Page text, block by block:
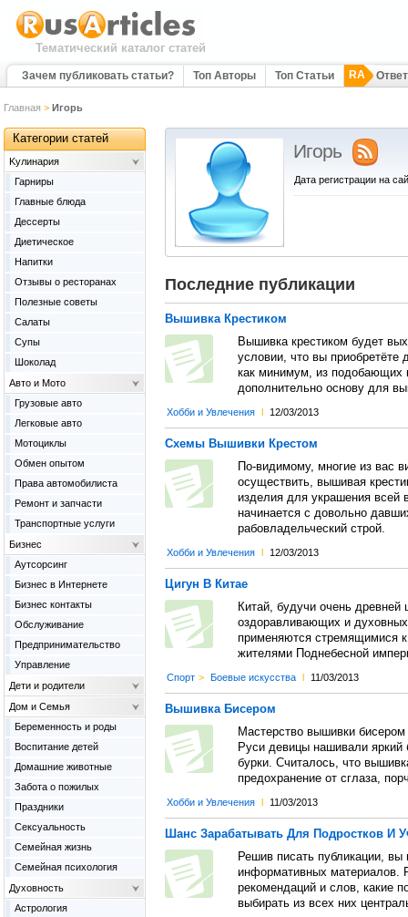
Тематический каталог статей
Зачем публиковать статьи? Топ Авторы Топ Статьи RA
Главная > Игорь
Игорь
Дата регистрации на
Последние публикации
Вышивка Крестиком
Вышивка крестиком будет
условии, что вы
как минимум, из подобающих
дополнительно основу для
Хобби и Увлечения l 12/03/2013
Cхемы Вышивки Крестом
По-видимому, многие из вас
осуществить, вышивая
изделия для украшения
начинается с довольно
рабовладельческий строй.
Хобби и Увлечения l 12/03/2013
Цигун В Китае
Китай, будучи очень древней
оздоравливающих и
применяются стремящимися
жителями Поднебесной
Спорт > Боевые искусства l 11/03/2013
Вышивка Бисером
Мастерство вышивки
Руси девицы нашивали яркий
бурки. Считалось, что
предохранение от сглаза,
Хобби и Увлечения l 11/03/2013
Шанс Зарабатывать Для Подростков И
Решив писать публикации, вы
информативных материалов.
рекомендаций и слов, какие
выбирать из всех них
Категории статей
Kулинария
Гарниры
Главные блюда
Дессерты
Диетическое
Напитки
Отзывы о ресторанах
Полезные советы
Салаты
Супы
Шоколад
Авто и Мото
Грузовые авто
Легковые авто
Мотоциклы
Обмен опытом
Права автомобилиста
Ремонт и запчасти
Транспортные услуги
Бизнес
Аутсорсинг
Бизнес в Интернете
Бизнес контакты
Обслуживание
Предпринимательство
Управление
Дети и родители
Дом и Семья
Беременность и роды
Воспитание детей
Домашние животные
Забота о пожилых
Праздники
Сексуальность
Семейная жизнь
Семейная психология
Духовность
Астрология